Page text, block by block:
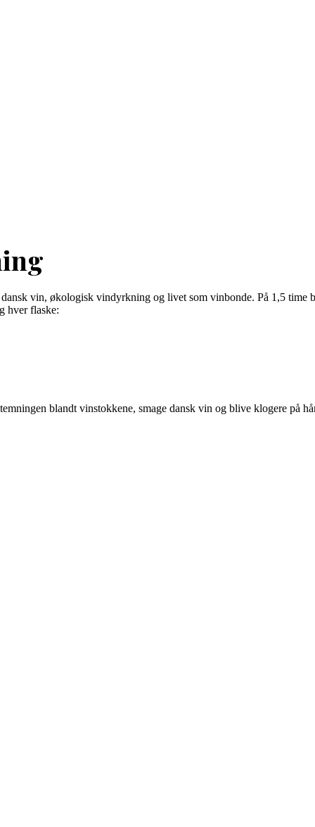
vin, økologisk vindyrkning og livet som vinbonde. På 1,5
hver flaske:
blandt vinstokkene, smage dansk vin og blive klogere på